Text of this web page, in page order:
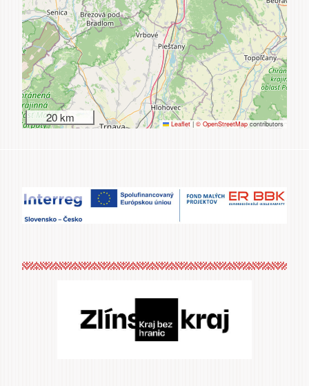
20 km Leaflet | © OpenStreetMapcontributors